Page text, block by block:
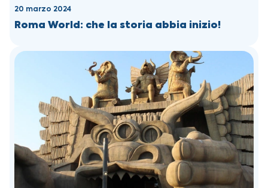
20 marzo 2024
Roma World: che la storia abbia inizio!